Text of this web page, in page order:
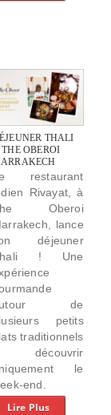
THALI
OBEROI
restaurant
Rivayat, à
Oberoi
lance
déjeuner
! Une
de
petits
traditionnels
découvrir
le
end.
Lire Plus